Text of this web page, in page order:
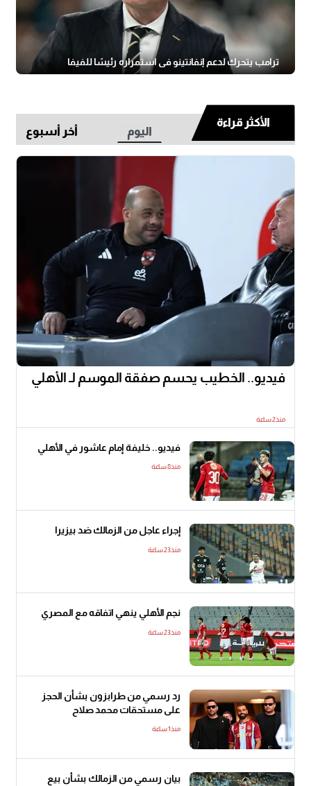
ترامب يتحرك لدعم إنفانتينو في استمراره رئيسًا للفيفا
الأكثر قراءة
اليوم أخر أسبوع
فيديو.. الخطيب يحسم صفقة الموسم لـ الأهلي
منذ2 ساعة
فيديو.. خليفة إمام عاشور في الأهلي
منذ8 ساعة
إجراء عاجل من الزمالك ضد بيزيرا
منذ23 ساعة
نجم الأهلي ينهي اتفاقه مع المصري
منذ23 ساعة
رد رسمي من طرابزون بشأن الحجز
على مستحقات محمد صلاح
منذ1 ساعة
بيان رسمي من الزمالك بشأن بيع